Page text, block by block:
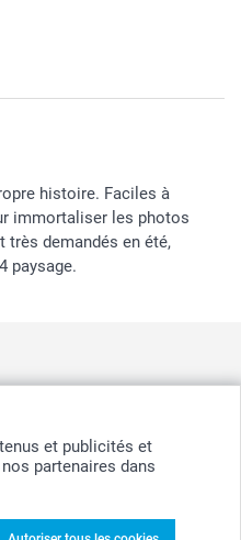
et publicités et
partenaires dans
histoire. Faciles à
immortaliser les photos
très demandés en été,
paysage.